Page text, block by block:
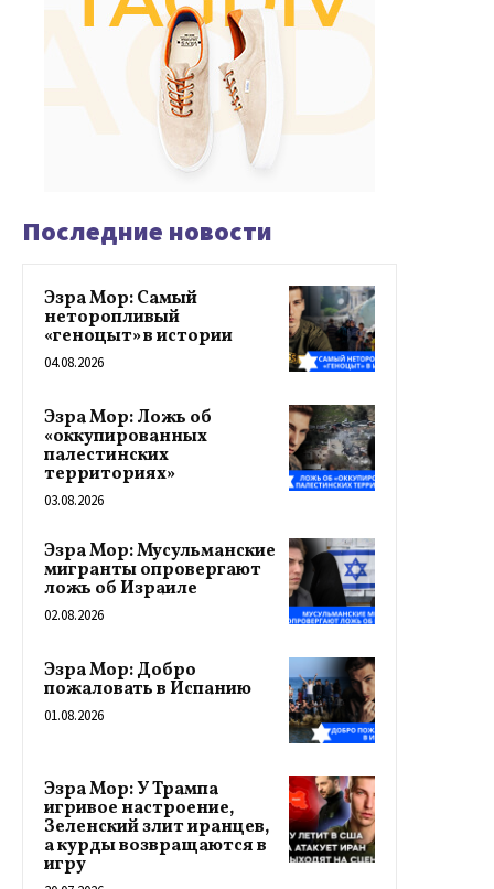
Последние новости
Эзра Мор: Самый
неторопливый
«геноцыт» в истории
04.08.2026
Эзра Мор: Ложь об
«оккупированных
палестинских
территориях»
03.08.2026
Эзра Мор: Мусульманские
мигранты опровергают
ложь об Израиле
02.08.2026
Эзра Мор: Добро
пожаловать в Испанию
01.08.2026
Эзра Мор: У Трампа
игривое настроение,
Зеленский злит иранцев,
а курды возвращаются в
игру